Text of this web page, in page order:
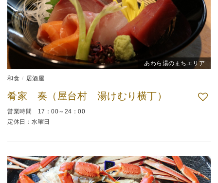
あわら湯のまちエリア
和食 居酒屋
肴家 奏（屋台村 湯けむり横丁）
営業時間 17：00～24：00
定休日：水曜日